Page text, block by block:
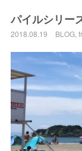
パイルシリー
2018.08.19 BLOG,